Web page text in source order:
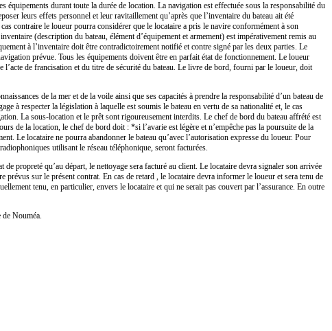
durant toute la durée de location. La navigation est effectuée sous la responsabilité du
leurs effets personnel et leur ravitaillement qu’après que l’inventaire du bateau ait été
contraire le loueur pourra considérer que le locataire a pris le navire conformément à son
(description du bateau, élément d’équipement et armement) est impérativement remis au
à l’inventaire doit être contradictoirement notifié et contre signé par les deux parties. Le
prévue. Tous les équipements doivent être en parfait état de fonctionnement. Le loueur
de francisation et du titre de sécurité du bateau. Le livre de bord, fourni par le loueur, doit
de la mer et de la voile ainsi que ses capacités à prendre la responsabilité d’un bateau de
à respecter la législation à laquelle est soumis le bateau en vertu de sa nationalité et, le cas
La sous-location et le prêt sont rigoureusement interdits. Le chef de bord du bateau affrété est
de la location, le chef de bord doit : *si l’avarie est légère et n’empêche pas la poursuite de la
Le locataire ne pourra abandonner le bateau qu’avec l’autorisation expresse du loueur. Pour
utilisant le réseau téléphonique, seront facturées.
propreté qu’au départ, le nettoyage sera facturé au client. Le locataire devra signaler son arrivée
prévus sur le présent contrat. En cas de retard , le locataire devra informer le loueur et sera tenu de
tenu, en particulier, envers le locataire et qui ne serait pas couvert par l’assurance. En outre
Nouméa.